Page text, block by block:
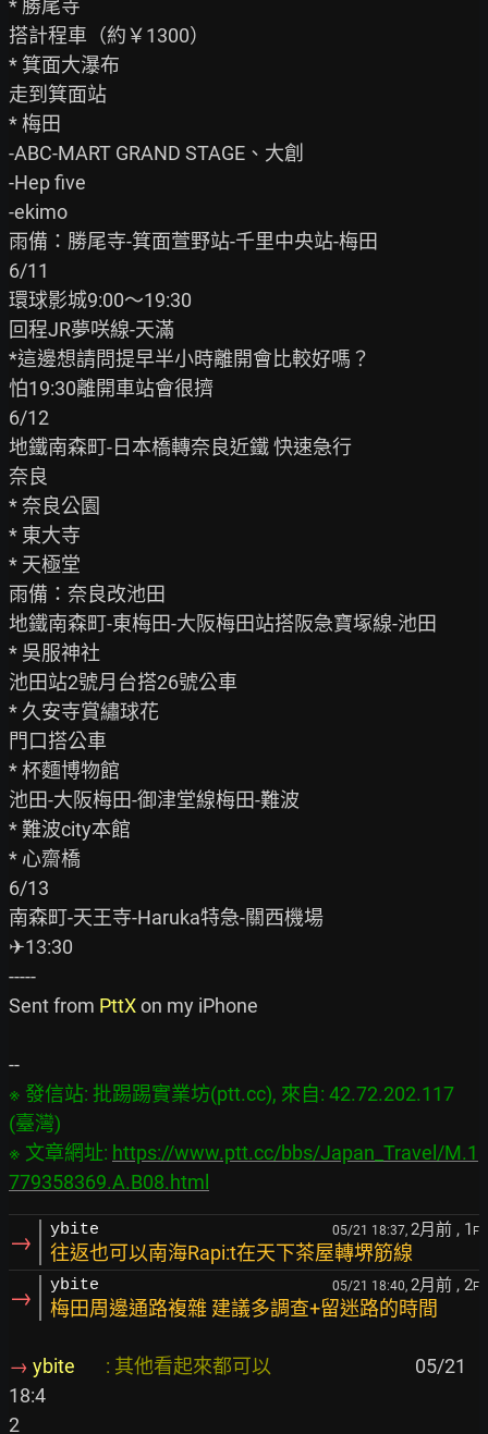
* 勝尾寺
搭計程車（約￥1300）
* 箕面大瀑布
走到箕面站
* 梅田
-ABC-MART GRAND STAGE、大創
-Hep five
-ekimo
雨備：勝尾寺-箕面萱野站-千里中央站-梅田
6/11
環球影城9:00～19:30
回程JR夢咲線-天滿
*這邊想請問提早半小時離開會比較好嗎？
怕19:30離開車站會很擠
6/12
地鐵南森町-日本橋轉奈良近鐵 快速急行
奈良
* 奈良公園
* 東大寺
* 天極堂
雨備：奈良改池田
地鐵南森町-東梅田-大阪梅田站搭阪急寶塚線-池田
* 吳服神社
池田站2號月台搭26號公車
* 久安寺賞繡球花
門口搭公車
* 杯麵博物館
池田-大阪梅田-御津堂線梅田-難波
* 難波city本館
* 心齋橋
6/13
南森町-天王寺-Haruka特急-關西機場
✈13:30
-----
Sent from PttX on my iPhone
※ 發信站: 批踢踢實業坊(ptt.cc), 來自: 42.72.202.117
(臺灣)
※ 文章網址: https://www.ptt.cc/bbs/Japan_Travel/M.1
779358369.A.B08.html
→ ybite 05/21 18:37, 2月前 , 1 F
往返也可以南海Rapi:t在天下茶屋轉堺筋線
→ ybite 05/21 18:40, 2月前 , 2F
梅田周邊通路複雜 建議多調查+留迷路的時間
→ ybite : 其他看起來都可以 05/21
18:4
2